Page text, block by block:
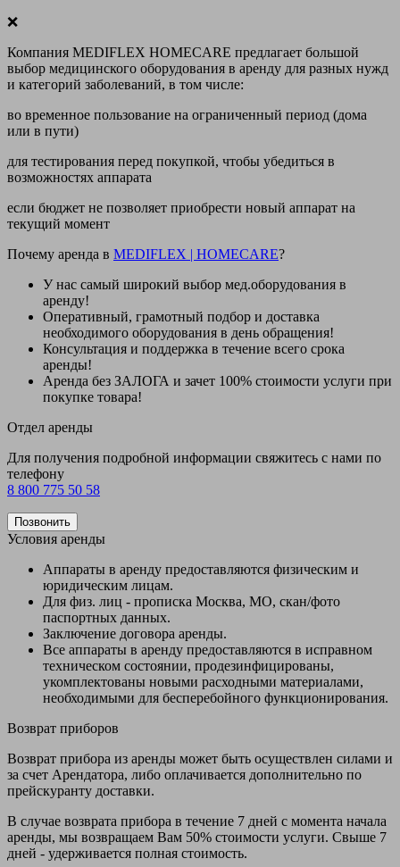
❌
Компания MEDIFLEX HOMECARE предлагает большой
выбор медицинского оборудования в аренду для разных нужд
и категорий заболеваний, в том числе:
во временное пользование на ограниченный период (дома
или в пути)
для тестирования перед покупкой, чтобы убедиться в
возможностях аппарата
если бюджет не позволяет приобрести новый аппарат на
текущий момент
Почему аренда в MEDIFLEX | HOMECARE?
У нас самый широкий выбор мед.оборудования в
аренду!
Оперативный, грамотный подбор и доставка
необходимого оборудования в день обращения!
Консультация и поддержка в течение всего срока
аренды!
Аренда без ЗАЛОГА и зачет 100% стоимости услуги при
покупке товара!
Отдел аренды
Для получения подробной информации свяжитесь с нами по
телефону
8 800 775 50 58
Позвонить
Условия аренды
Аппараты в аренду предоставляются физическим и
юридическим лицам.
Для физ. лиц - прописка Москва, МО, скан/фото
паспортных данных.
Заключение договора аренды.
Все аппараты в аренду предоставляются в исправном
техническом состоянии, продезинфицированы,
укомплектованы новыми расходными материалами,
необходимыми для бесперебойного функционирования.
Возврат приборов
Возврат прибора из аренды может быть осуществлен силами и
за счет Арендатора, либо оплачивается дополнительно по
прейскуранту доставки.
В случае возврата прибора в течение 7 дней с момента начала
аренды, мы возвращаем Вам 50% стоимости услуги. Свыше 7
дней - удерживается полная стоимость.